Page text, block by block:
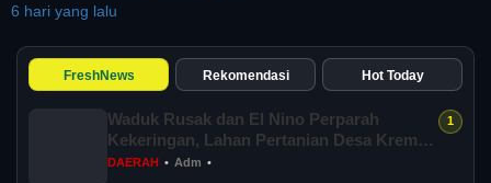
6 hari yang lalu
FreshNews Rekomendasi Hot Today
Waduk Rusak dan El Nino Perparah
Kekeringan, Lahan Pertanian Desa Kreman
Tegal T...
DAERAH • Adm •